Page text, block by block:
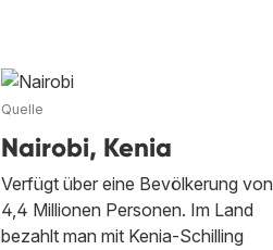
Quelle
Nairobi, Kenia
Verfügt über eine Bevölkerung von
4,4 Millionen Personen. Im Land
bezahlt man mit Kenia-Schilling